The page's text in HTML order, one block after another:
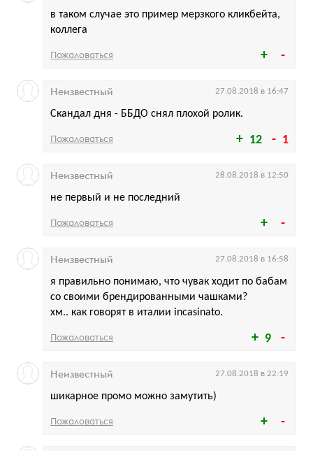
в таком случае это пример мерзкого кликбейта,
коллега
Пожаловаться
12 1
Скандал дня - ББДО снял плохой ролик.
Неизвестный 27.08.2018 в 16:47
Пожаловаться
не первый и не последний
Неизвестный 28.08.2018 в 12:50
Пожаловаться
9
я правильно понимаю, что чувак ходит по бабам
со своими брендированными чашками?
хм.. как говорят в италии incasinato.
Неизвестный 27.08.2018 в 16:58
Пожаловаться
шикарное промо можно замутить)
Неизвестный 27.08.2018 в 22:19
Пожаловаться